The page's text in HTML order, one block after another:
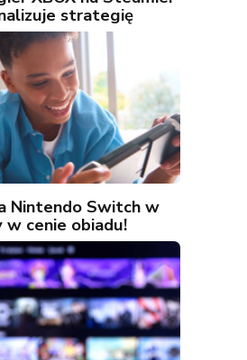
strategię
Nintendo Switch w
cenie obiadu!